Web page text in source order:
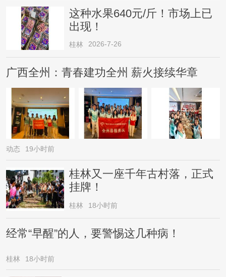
这种水果640元/斤！市场上已
出现！
桂林 2026-7-26
广西全州：青春建功全州 薪火接续华章
动态 19小时前
桂林又一座千年古村落，正式
挂牌！
桂林 18小时前
经常“早醒”的人，要警惕这几种病！
桂林 18小时前